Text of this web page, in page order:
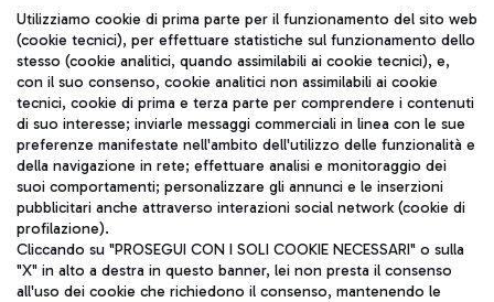
Seguici sui social
TRAVEL JOURNAL
ITA
Utilizziamo cookie di prima parte per il funzionamento del sito web
(cookie tecnici), per effettuare statistiche sul funzionamento dello
stesso (cookie analitici, quando assimilabili ai cookie tecnici), e,
con il suo consenso, cookie analitici non assimilabili ai cookie
tecnici, cookie di prima e terza parte per comprendere i contenuti
di suo interesse; inviarle messaggi commerciali in linea con le sue
preferenze manifestate nell'ambito dell'utilizzo delle funzionalità e
della navigazione in rete; effettuare analisi e monitoraggio dei
suoi comportamenti; personalizzare gli annunci e le inserzioni
pubblicitari anche attraverso interazioni social network (cookie di
profilazione).
Cliccando su "PROSEGUI CON I SOLI COOKIE NECESSARI" o sulla
"X" in alto a destra in questo banner, lei non presta il consenso
all'uso dei cookie che richiedono il consenso, mantenendo le